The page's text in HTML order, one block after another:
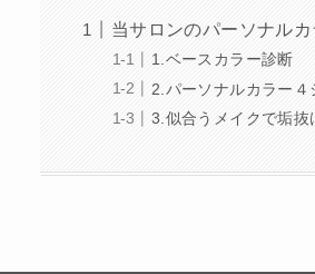
当サロンのパーソナル
1.ベースカラー診断
2.パーソナルカラー
3.似合うメイクで垢抜